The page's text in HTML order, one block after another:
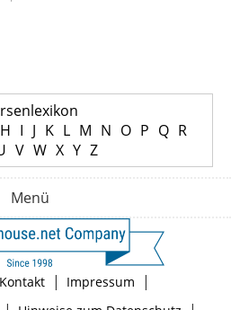
H I J K L M N O P Q R
V W X Y Z
Menü
Kontakt | Impressum |